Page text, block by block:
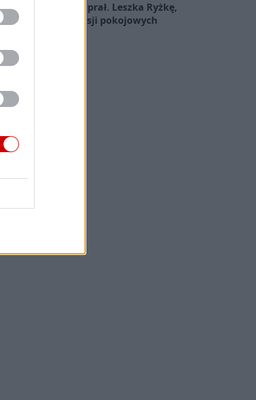
Pożegnano śp. ks. prał. Leszka Ryżkę,
uczestnika misji pokojowych